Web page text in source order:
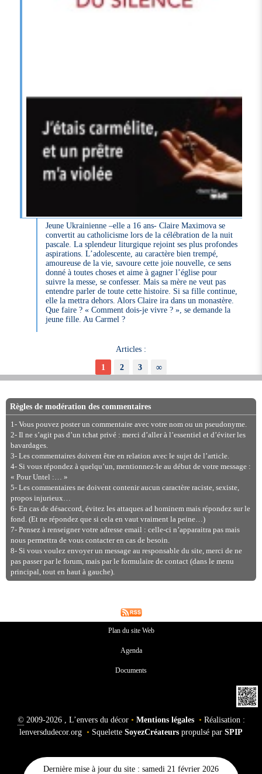
Jeune Ukrainienne –elle a 16 ans- Claire Maximova se
convertit au catholicisme lors de la célébration de la nuit
pascale. La splendeur liturgique rejoint ses plus profondes
aspirations. L’adolescente, au caractère bien trempé,
amoureuse de la vie, savoure cette joie nouvelle, ce sens
donné à toutes choses et aime à gagner l’église pour
suivre la messe, se confesser. Mais sa mère ne veut pas
entendre parler de toute cette histoire. Si sa fille continue,
elle la mettra dehors. Alors Claire ira dans un monastère.
Que faire ? « Comment dois-je vivre ? », se demande la
jeune fille. Au Carmel ?
Articles :
1
2 3 ∞
Règles de modération des commentaires
1- Vous pouvez poster un commentaire avec votre nom ou un pseudonyme.
2- Il ne s’agit pas d’un tchat privé : merci d’aller à l’essentiel et d’éviter les
bavardages.
3- Les commentaires doivent être en relation avec le sujet de l’article.
4- Si vous répondez à quelqu’un, mentionnez-le au début de votre message :
« Pour Untel :… »
5- Les commentaires ne doivent contenir aucun caractère raciste, sexiste,
propos injurieux…
6- En cas de désaccord, évitez les attaques ad hominem mais répondez sur le
fond. (Et ne répondez que si cela en vaut vraiment la peine…)
7- Pensez à renseigner votre adresse email : celle-ci n’apparaitra pas mais
nous permettra de vous contacter en cas de besoin.
8- Si vous voulez envoyer un message au responsable du site, merci de ne
pas passer par le forum, mais par le formulaire de contact (dans le menu
principal, tout en haut à gauche).
Plan du site Web
Agenda
Documents
©2009-2026 , L’envers du décor • Mentions légales • Réalisation :
lenversdudecor.org • Squelette SoyezCréateurs propulsé par SPIP
Dernière mise à jour du site : samedi 21 février 2026